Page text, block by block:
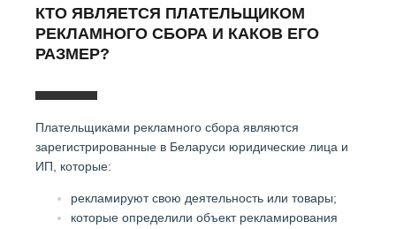
КТО ЯВЛЯЕТСЯ ПЛАТЕЛЬЩИКОМ
РЕКЛАМНОГО СБОРА И КАКОВ ЕГО
РАЗМЕР?
Плательщиками рекламного сбора являются
зарегистрированные в Беларуси юридические лица и
ИП, которые:
рекламируют свою деятельность или товары;
которые определили объект рекламирования